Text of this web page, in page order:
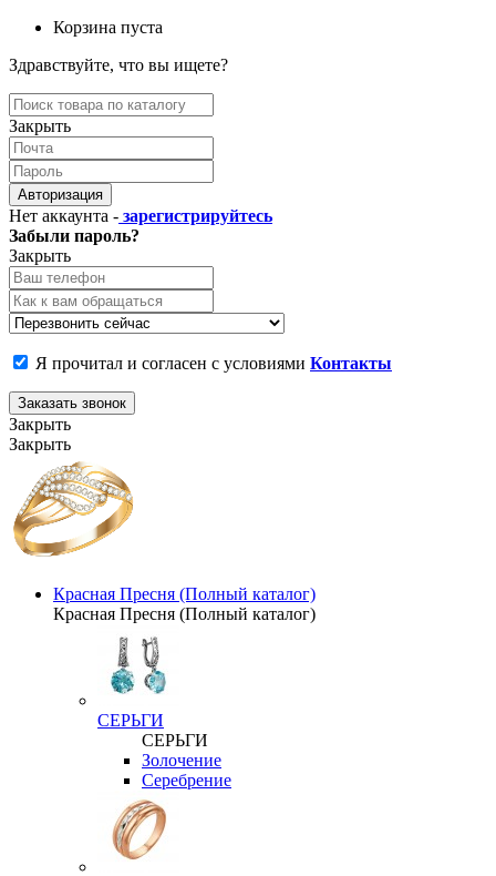
Корзина пуста
Здравствуйте, что вы ищете?
Закрыть
Авторизация
Нет аккаунта - зарегистрируйтесь
Забыли пароль?
Закрыть
Я прочитал и согласен с условиями Контакты
Заказать звонок
Закрыть
Закрыть
Красная Пресня (Полный каталог)
Красная Пресня (Полный каталог)
СЕРЬГИ
СЕРЬГИ
Золочение
Серебрение